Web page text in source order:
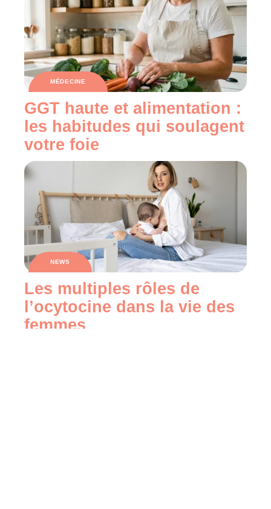
MÉDECINE
GGT haute et alimentation :
les habitudes qui soulagent
votre foie
NEWS
Les multiples rôles de
l’ocytocine dans la vie des
femmes